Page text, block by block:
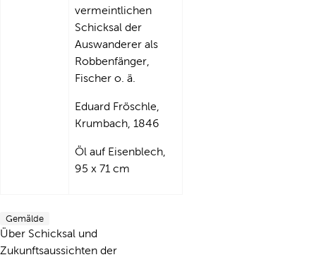
vermeintlichen
Schicksal der
Auswanderer als
Robbenfänger,
Fischer o. ä.
Eduard Fröschle,
Krumbach, 1846
Öl auf Eisenblech,
95 x 71 cm
Gemälde
Über Schicksal und
Zukunftsaussichten der